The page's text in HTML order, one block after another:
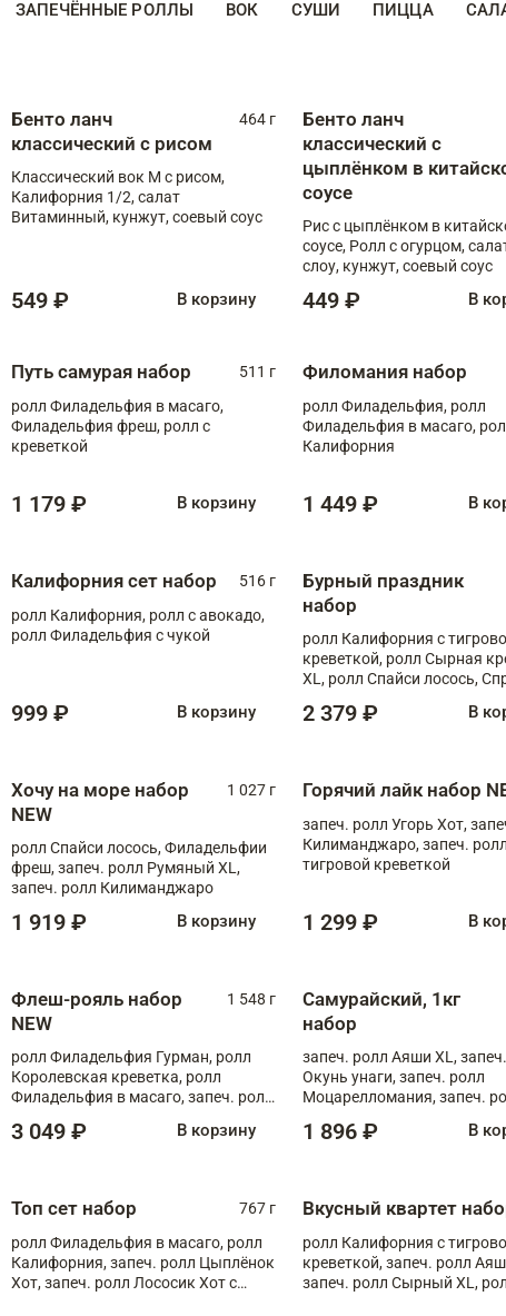
ЗАПЕЧЁННЫЕ РОЛЛЫ ВОК СУШИ ПИЦЦА
Бенто ланч
классический с рисом
464 г
Классический вок М с рисом,
Калифорния 1/2, салат
Витаминный, кунжут, соевый соус
549 ₽ В корзину
Бенто ланч
классический с
цыплёнком в
соусе
Рис с цыплёнком в
соусе, Ролл с огурцом,
слоу, кунжут, соевый соус
449 ₽ В
Путь самурая набор
511 г
ролл Филадельфия в масаго,
Филадельфия фреш, ролл с
креветкой
1 179 ₽ В корзину
Филомания набор
ролл Филадельфия, ролл
Филадельфия в масаго,
Калифорния
1 449 ₽ В
Калифорния сет набор
516 г
ролл Калифорния, ролл с авокадо,
ролл Филадельфия с чукой
999 ₽ В корзину
Бурный праздник
набор
ролл Калифорния с
креветкой, ролл Сырная
XL, ролл Спайси лосось,
Медовая креветка
2 379 ₽ В
Хочу на море набор
NEW
1 027 г
ролл Спайси лосось, Филадельфии
фреш, запеч. ролл Румяный XL,
запеч. ролл Килиманджаро
1 919 ₽ В корзину
Горячий лайк набор
запеч. ролл Угорь Хот,
Килиманджаро, запеч.
тигровой креветкой
1 299 ₽ В
Флеш-рояль набор
NEW
1 548 г
ролл Филадельфия Гурман, ролл
Королевская креветка, ролл
Филадельфия в масаго, запеч. ролл
Тигровая креветка с моцареллой,
3 049 ₽ В корзину
Самурайский, 1кг
набор
запеч. ролл Аяши XL,
Окунь унаги, запеч. ролл
Моцарелломания, запеч.
1 896 ₽ В
Топ сет набор
767 г
ролл Филадельфия в масаго, ролл
Калифорния, запеч. ролл Цыплёнок
Хот, запеч. ролл Лососик Хот с
Вкусный квартет
ролл Калифорния с
креветкой, запеч. ролл
запеч. ролл Сырный XL,